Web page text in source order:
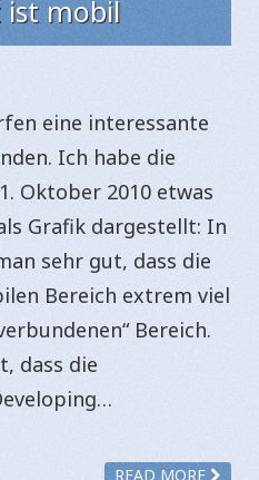
ist mobil
eine interessante
Ich habe die
Oktober 2010 etwas
Grafik dargestellt: In
sehr gut, dass die
Bereich extrem viel
Bereich.
dass die
READ MORE